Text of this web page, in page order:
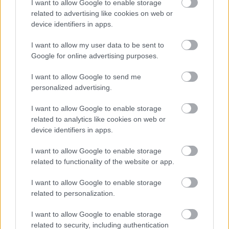
I want to allow Google to enable storage
related to advertising like cookies on web or
device identifiers in apps.
I want to allow my user data to be sent to
Google for online advertising purposes.
I want to allow Google to send me
personalized advertising.
I want to allow Google to enable storage
related to analytics like cookies on web or
device identifiers in apps.
I want to allow Google to enable storage
related to functionality of the website or app.
I want to allow Google to enable storage
related to personalization.
I want to allow Google to enable storage
related to security, including authentication
Krosno > Klasa B, gr. III - sytuacja w tabeli
Przed meczami 24. kolejki - Krosno > Klasa B, gr. III gospodarze (LKS
3. miejscu.
Poniżej znajdziesz także ostatnie mecze obu drużyn oraz statystyki
LKS Kombornia vs. LKS Głębokie - relacja, wynik na żywo,
transmisja
Wynik meczu LKS Kombornia - LKS Głębokie znajdziesz na naszej stronie
zaraz po jego zakończeniu. Jeżeli szukasz informacji meczowych, zajrzyj
LKS Kombornia vs. LKS Głębokie - wynik, składy, strzelcy
Jeżeli w internecie lub TV dostępna jest
albo innych spotkań Krosno > Klasa B,
gr. III na pewno znajdziesz takie informacje na naszym portalu. Możliwe
jednak, że nigdzie nie pojawi się stream online z tego pojedynku. Śledź
Asseco Resovia| Developres Rzeszów |ITA TOOLS Stal Mielec
Cellfast Wilki Krosno| Texom Stal Rzeszów|Stal Mielec